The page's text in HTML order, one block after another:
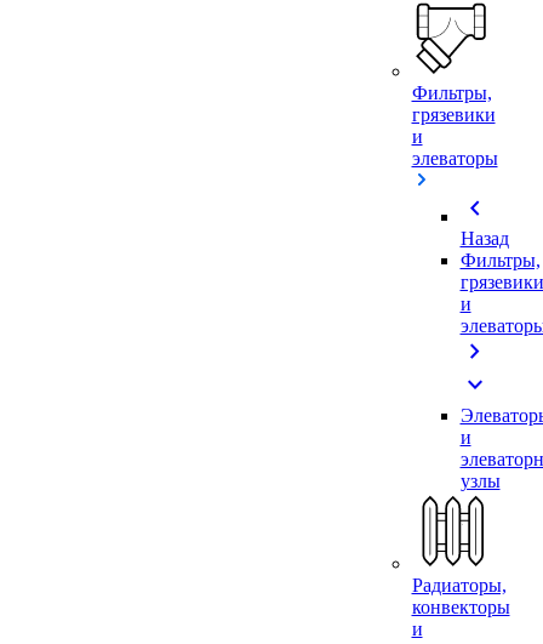
Фильтры,
грязевики
и
элеваторы
chevron_left
Назад
Фильтры,
грязевики
и
chevron_right
expand_more
и
узлы
Радиаторы,
конвекторы
и